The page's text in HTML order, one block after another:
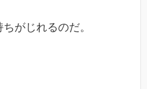
がじれるのだ。